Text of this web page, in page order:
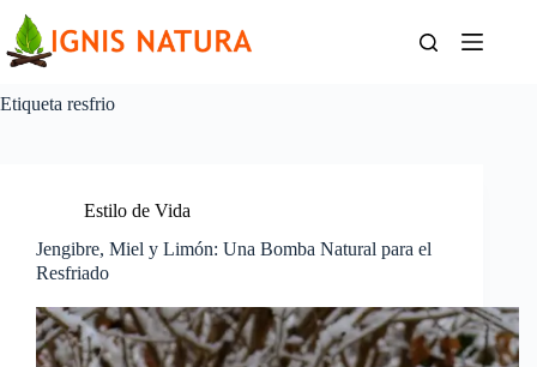
contenido
Etiqueta resfrio
Estilo de Vida
Jengibre, Miel y Limón: Una Bomba Natural para el
Resfriado